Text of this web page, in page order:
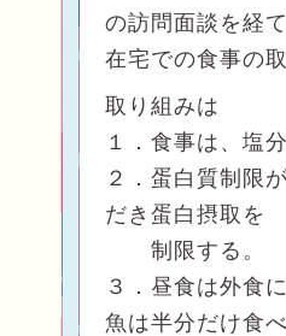
の訪問面談を経て
在宅での食事の
取り組みは
１．食事は、塩
２．蛋白質制限
だき蛋白摂取を
制限する。
３．昼食は外食
魚は半分だけ食べ